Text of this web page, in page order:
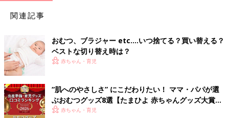
す。男の子・女の子それぞれのふき方のコツは次のとおり。
おちんちんや陰囊（いんのう）の表と裏、両わき、肛門、おしり
全体をふきます。汚れがたまりやすい、しわや陰嚢のひだの間な
どもきれいに。
【女の子】
外陰部は前から後ろ（会陰から肛門）へふきます。逆にふいてし
まうと尿道口から細菌が入りやすくなるので注意。
関連記事
おむつ、ブラジャー etc.…いつ捨てる？買い替える？
ベストな切り替え時は？
赤ちゃん・育児
“肌へのやさしさ” にこだわりたい！ ママ・パパが選
ぶおむつグッズ8選【たまひよ 赤ちゃんグッズ大賞
2026】
赤ちゃん・育児